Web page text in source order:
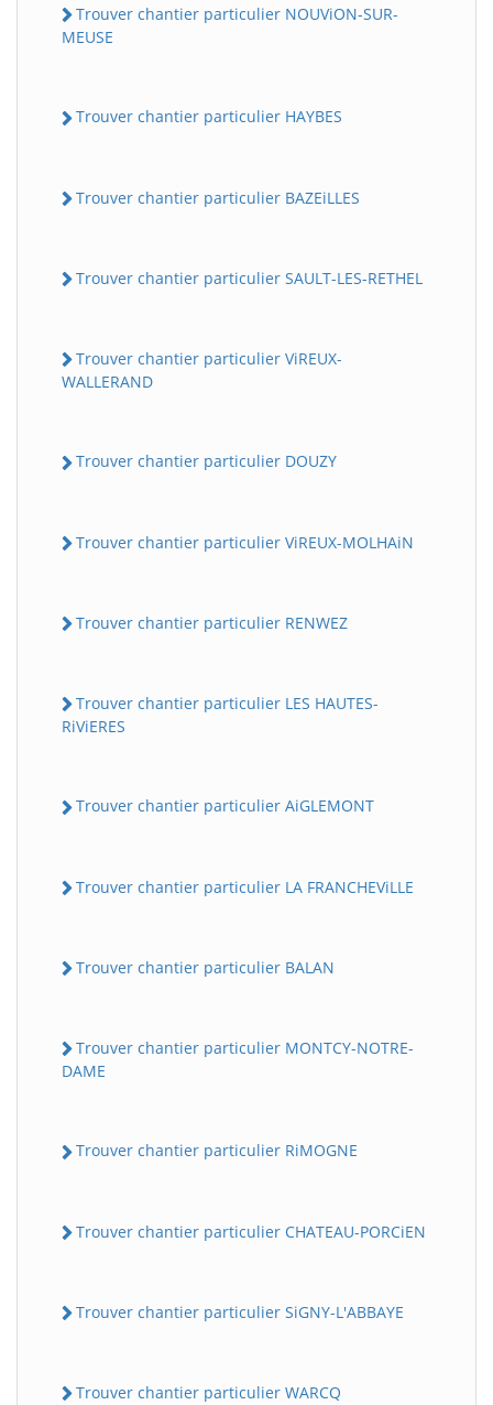
Trouver chantier particulier NOUViON-SUR-
MEUSE
Trouver chantier particulier HAYBES
Trouver chantier particulier BAZEiLLES
Trouver chantier particulier SAULT-LES-RETHEL
Trouver chantier particulier ViREUX-
WALLERAND
Trouver chantier particulier DOUZY
Trouver chantier particulier ViREUX-MOLHAiN
Trouver chantier particulier RENWEZ
Trouver chantier particulier LES HAUTES-
RiViERES
Trouver chantier particulier AiGLEMONT
Trouver chantier particulier LA FRANCHEViLLE
Trouver chantier particulier BALAN
Trouver chantier particulier MONTCY-NOTRE-
DAME
Trouver chantier particulier RiMOGNE
Trouver chantier particulier CHATEAU-PORCiEN
Trouver chantier particulier SiGNY-L'ABBAYE
Trouver chantier particulier WARCQ